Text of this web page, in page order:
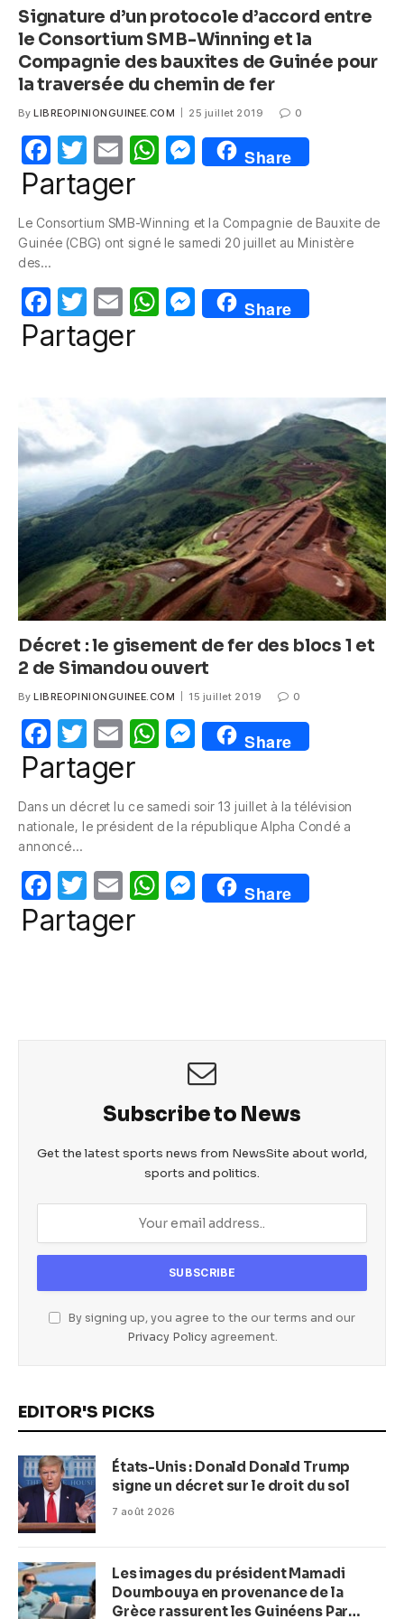
Signature d’un protocole d’accord entre
le Consortium SMB-Winning et la
Compagnie des bauxites de Guinée pour
la traversée du chemin de fer
By LIBREOPINIONGUINEE.COM 25 juillet 2019 0
F
a
e
o
o
k
T
w
itt
er
E
m
W
s
p
p
M
e
e
g
er
Share
Partager
Le Consortium SMB-Winning et la Compagnie de Bauxite de
Guinée (CBG) ont signé le samedi 20 juillet au Ministère
des…
F
a
b
o
o
k
T
w
itt
E
m
W
A
p
p
M
e
e
n
g
er
Share
Partager
Décret : le gisement de fer des blocs 1 et
2 de Simandou ouvert
By LIBREOPINIONGUINEE.COM 15 juillet 2019 0
F
a
e
b
o
o
k
T
w
itt
er
E
m
W
s
p
p
M
e
e
g
er
Share
Partager
Dans un décret lu ce samedi soir 13 juillet à la télévision
nationale, le président de la république Alpha Condé a
annoncé…
F
a
T
w
itt
E
m
W M
e
er
Share
Partager
Subscribe to News
Get the latest sports news from NewsSite about world,
sports and politics.
By signing up, you agree to the our terms and our
Privacy Policyagreement.
EDITOR'S PICKS
États-Unis : Donald Donald Trump
signe un décret sur le droit du sol
7 août 2026
Les images du président Mamadi
Doumbouya en provenance de la
Grèce rassurent les Guinéens Par